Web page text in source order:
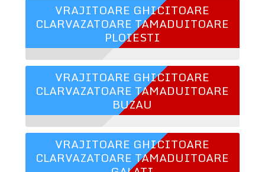
VRAJITOARE GHICITOARE
CLARVAZATOARE TAMADUITOARE
PLOIESTI
VRAJITOARE GHICITOARE
CLARVAZATOARE TAMADUITOARE
BUZAU
VRAJITOARE GHICITOARE
CLARVAZATOARE TAMADUITOARE